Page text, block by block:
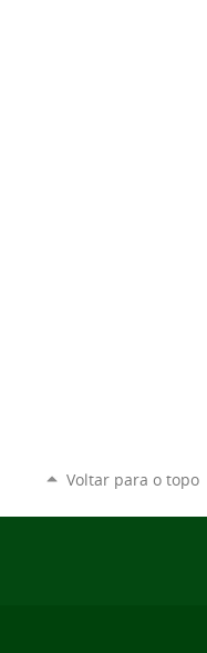
Voltar para o topo